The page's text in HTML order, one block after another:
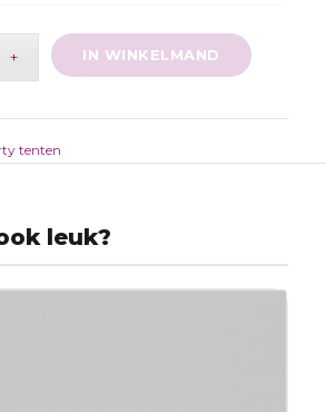
IN WINKELMAND
tenten
leuk?